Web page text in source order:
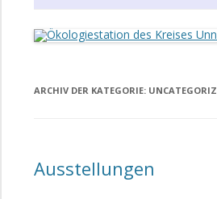
ARCHIV DER KATEGORIE:
Ausstellungen